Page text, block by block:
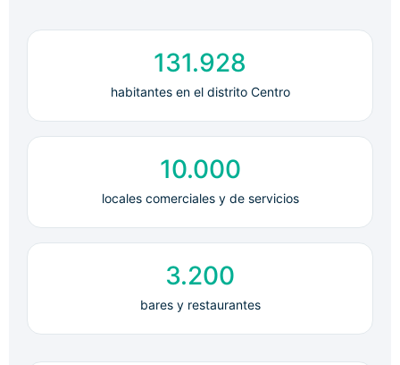
131.928
habitantes en el distrito Centro
10.000
locales comerciales y de servicios
3.200
bares y restaurantes